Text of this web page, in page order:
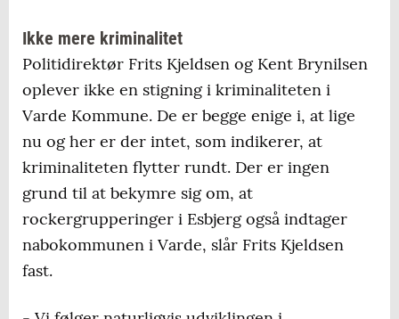
Ikke mere kriminalitet
Politidirektør Frits Kjeldsen og Kent Brynilsen
oplever ikke en stigning i kriminaliteten i
Varde Kommune. De er begge enige i, at lige
nu og her er der intet, som indikerer, at
kriminaliteten flytter rundt. Der er ingen
grund til at bekymre sig om, at
rockergrupperinger i Esbjerg også indtager
nabokommunen i Varde, slår Frits Kjeldsen
fast.